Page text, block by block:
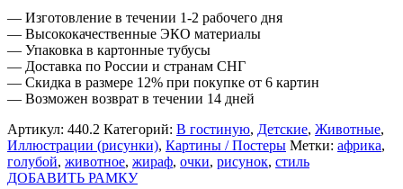
— Изготовление в течении 1-2 рабочего дня
— Высококачественные ЭКО материалы
— Упаковка в картонные тубусы
— Доставка по России и странам СНГ
— Скидка в размере 12% при покупке от 6 картин
— Возможен возврат в течении 14 дней
Артикул: 440.2 Категорий: В гостиную, Детские, Животные,
Иллюстрации (рисунки), Картины / Постеры Метки: африка,
голубой, животное, жираф, очки, рисунок, стиль
ДОБАВИТЬ РАМКУ